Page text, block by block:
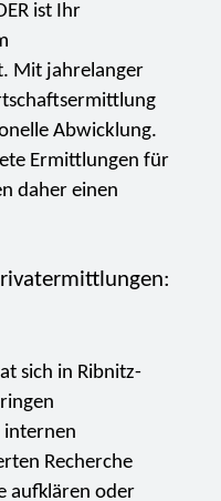
ist Ihr
Mit jahrelanger
Abwicklung.
Ermittlungen für
daher einen
sich in Ribnitz-
internen
Recherche
aufklären oder